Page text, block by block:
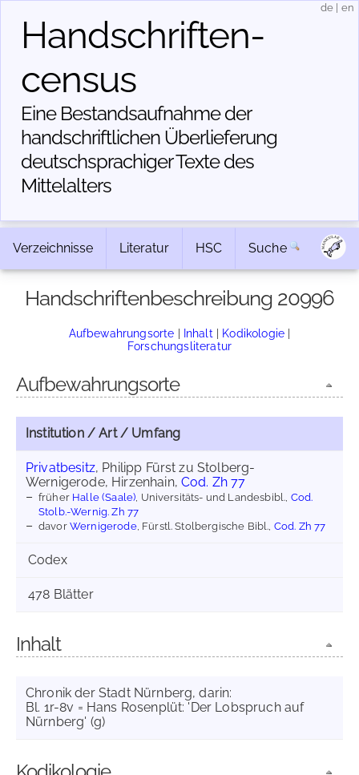
Handschriften­
census
Eine Bestandsaufnahme der
handschriftlichen Über­lieferung
deutschsprachiger Texte des
Mittelalters
de en
Verzeichnisse Literatur HSC Suche
Handschriftenbeschreibung 20996
Aufbewahrungsorte | Inhalt | Kodikologie |
Forschungsliteratur
Aufbewahrungsorte
Institution / Art / Umfang
Privatbesitz, Philipp Fürst zu Stolberg-
Wernigerode, Hirzenhain,Cod. Zh 77
früher Halle (Saale) , Universitäts- und Landesbibl., Cod.
Stolb.-Wernig. Zh 77
davorWernigerode, Fürstl. Stolbergische Bibl., Cod. Zh 77
Codex
478 Blätter
Inhalt
Chronik der Stadt Nürnberg, darin:
Bl. 1r-8v = Hans Rosenplüt: 'Der Lobspruch auf
Nürnberg' (g)